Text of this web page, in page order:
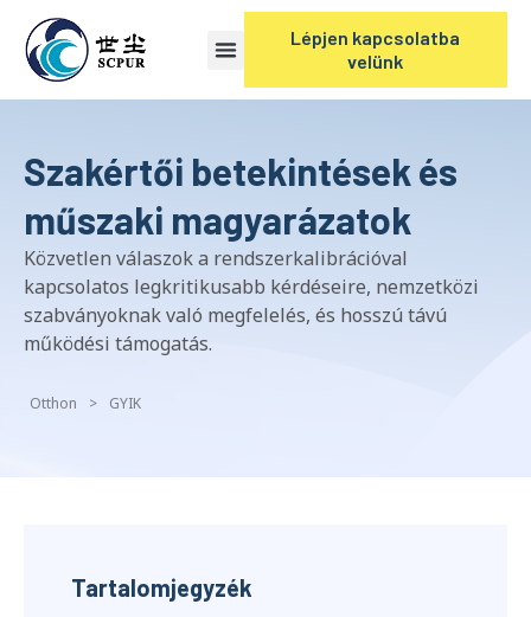
Lépjen kapcsolatba
velünk
Szakértői betekintések és
műszaki magyarázatok
Közvetlen válaszok a rendszerkalibrációval
kapcsolatos legkritikusabb kérdéseire, nemzetközi
szabványoknak való megfelelés, és hosszú távú
működési támogatás.
Otthon > GYIK
Tartalomjegyzék